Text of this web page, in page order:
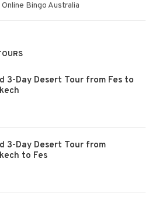
Bingo Australia
3-Day Desert Tour from Fes to
3-Day Desert Tour from
to Fes